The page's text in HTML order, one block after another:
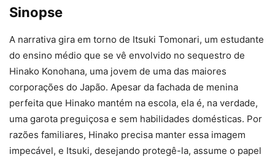
Sinopse
A narrativa gira em torno de Itsuki Tomonari, um estudante
do ensino médio que se vê envolvido no sequestro de
Hinako Konohana, uma jovem de uma das maiores
corporações do Japão. Apesar da fachada de menina
perfeita que Hinako mantém na escola, ela é, na verdade,
uma garota preguiçosa e sem habilidades domésticas. Por
razões familiares, Hinako precisa manter essa imagem
impecável, e Itsuki, desejando protegê-la, assume o papel